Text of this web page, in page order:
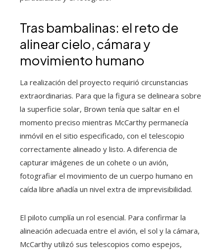
Tras bambalinas: el reto de
alinear cielo, cámara y
movimiento humano
La realización del proyecto requirió circunstancias
extraordinarias. Para que la figura se delineara sobre
la superficie solar, Brown tenía que saltar en el
momento preciso mientras McCarthy permanecía
inmóvil en el sitio especificado, con el telescopio
correctamente alineado y listo. A diferencia de
capturar imágenes de un cohete o un avión,
fotografiar el movimiento de un cuerpo humano en
caída libre añadía un nivel extra de imprevisibilidad.
El piloto cumplía un rol esencial. Para confirmar la
alineación adecuada entre el avión, el sol y la cámara,
McCarthy utilizó sus telescopios como espejos,